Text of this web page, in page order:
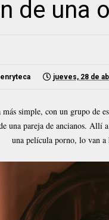
de una
jueves, 28 de
simple, con un grupo de
una pareja de ancianos. Allí
una película porno, lo van